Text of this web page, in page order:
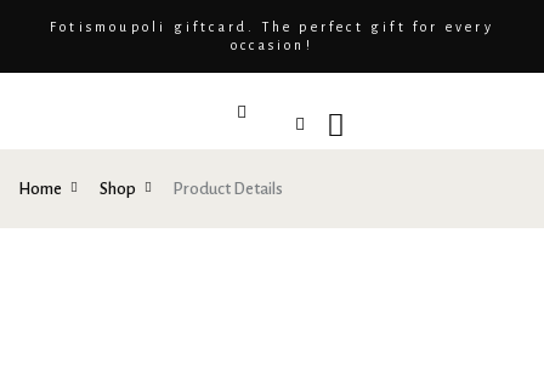
Fotismoupoli giftcard. The perfect gift for every
occasion!
Home Shop Product Details